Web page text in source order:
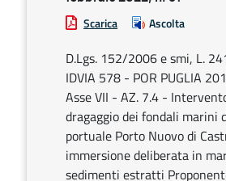
Scarica Ascolta
D.Lgs. 152/2006 e smi, L.
IDVIA 578 - POR PUGLIA
Asse VII - AZ. 7.4 -
dragaggio dei fondali marini
portuale Porto Nuovo di
immersione deliberata in
sedimenti estratti